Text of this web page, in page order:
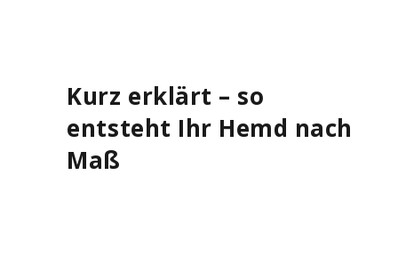
Kurz erklärt – so
entsteht Ihr Hemd nach
Maß